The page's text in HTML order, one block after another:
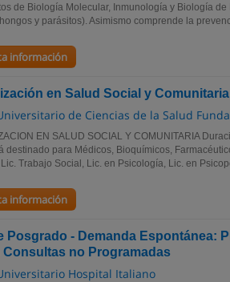
de Biología Molecular, Inmunología y Biología
y parásitos). Asimismo comprende la
información
en Salud Social y Comunitaria
de Ciencias de la Salud
EN SALUD SOCIAL Y COMUNITARIA
destinado para Médicos, Bioquímicos,
Trabajo Social, Lic. en Psicología, Lic. en
información
Posgrado - Demanda Espontánea:
Consultas no Programadas
Hospital Italiano